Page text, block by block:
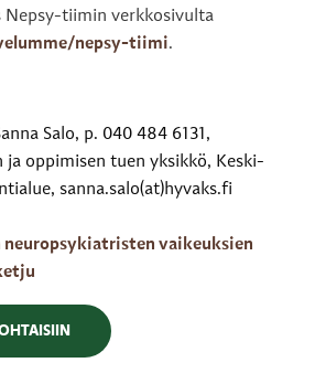
tiimin verkkosivulta
nepsy-tiimi.
Salo, p. 040 484 6131,
ja oppimisen tuen yksikkö, Keski-
sanna.salo(at)hyvaks.fi
neuropsykiatristen vaikeuksien